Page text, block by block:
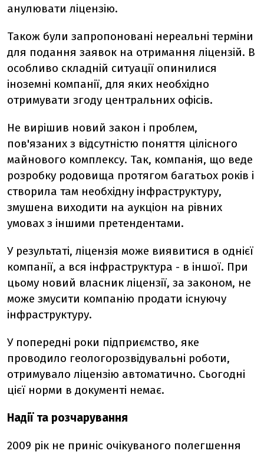
анулювати ліцензію.
Також були запропоновані нереальні терміни
для подання заявок на отримання ліцензій. В
особливо складній ситуації опинилися
іноземні компанії, для яких необхідно
отримувати згоду центральних офісів.
Не вирішив новий закон і проблем,
пов'язаних з відсутністю поняття цілісного
майнового комплексу. Так, компанія, що веде
розробку родовища протягом багатьох років і
створила там необхідну інфраструктуру,
змушена виходити на аукціон на рівних
умовах з іншими претендентами.
У результаті, ліцензія може виявитися в однієї
компанії, а вся інфраструктура - в іншої. При
цьому новий власник ліцензії, за законом, не
може змусити компанію продати існуючу
інфраструктуру.
У попередні роки підприємство, яке
проводило геологорозвідувальні роботи,
отримувало ліцензію автоматично. Сьогодні
цієї норми в документі немає.
Надії та розчарування
2009 рік не приніс очікуваного полегшення